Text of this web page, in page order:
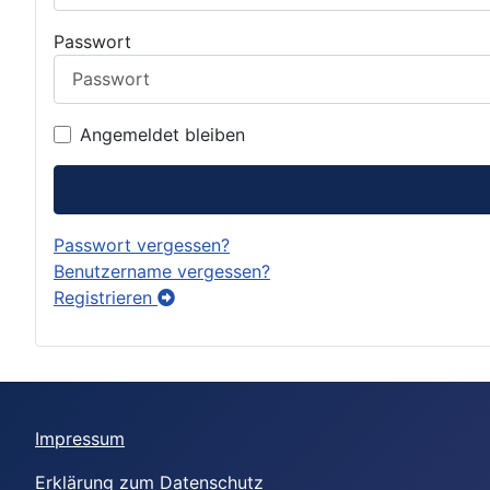
Passwort
Angemeldet bleiben
Passwort vergessen?
Benutzername vergessen?
Registrieren
Impressum
Erklärung zum Datenschutz